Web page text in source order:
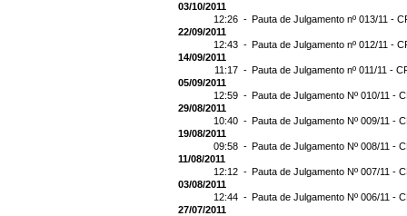
03/10/2011
12:26 - Pauta de Julgamento nº 013/11 -
22/09/2011
12:43 - Pauta de Julgamento nº 012/11 -
14/09/2011
11:17 - Pauta de Julgamento nº 011/11 -
05/09/2011
12:59 - Pauta de Julgamento Nº 010/11 -
29/08/2011
10:40 - Pauta de Julgamento Nº 009/11 -
19/08/2011
09:58 - Pauta de Julgamento Nº 008/11 -
11/08/2011
12:12 - Pauta de Julgamento Nº 007/11 -
03/08/2011
12:44 - Pauta de Julgamento Nº 006/11 -
27/07/2011